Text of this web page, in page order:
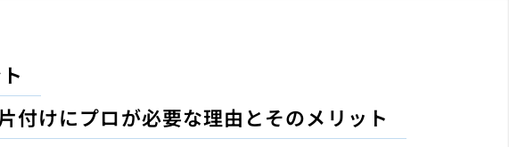
付けにプロが必要な理由とそのメリット